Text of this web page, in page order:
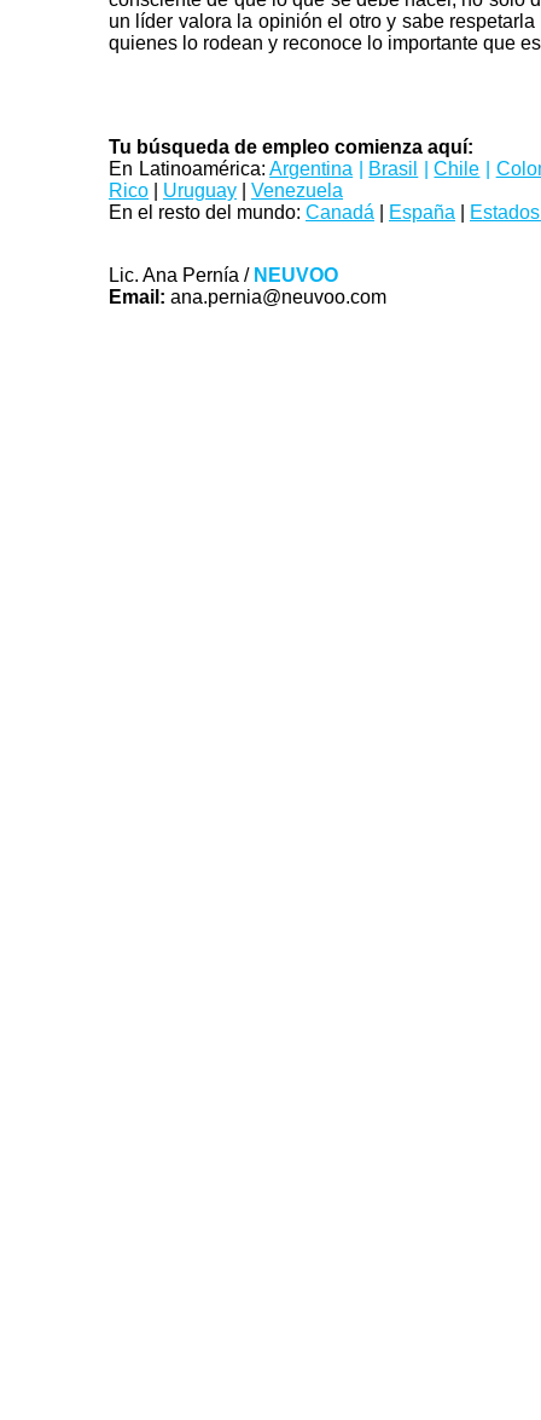
un líder valora la opinión el otro y sabe
quienes lo rodean y reconoce lo importante que
Tu búsqueda de empleo comienza aquí:
En Latinoamérica:Argentina Brasil |Chile
Rico
Uruguay
Venezuela
En el resto del mundo: Canadá España
Lic. Ana Pernía / NEUVOO
Email: ana.pernia@neuvoo.com